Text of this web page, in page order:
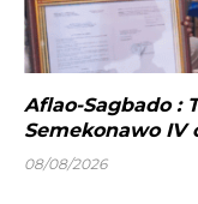
Aflao-Sagbado :
Semekonawo
08/08/2026